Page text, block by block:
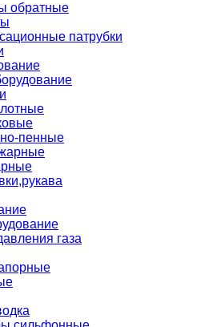
обратные
патрубки
пенные
газа